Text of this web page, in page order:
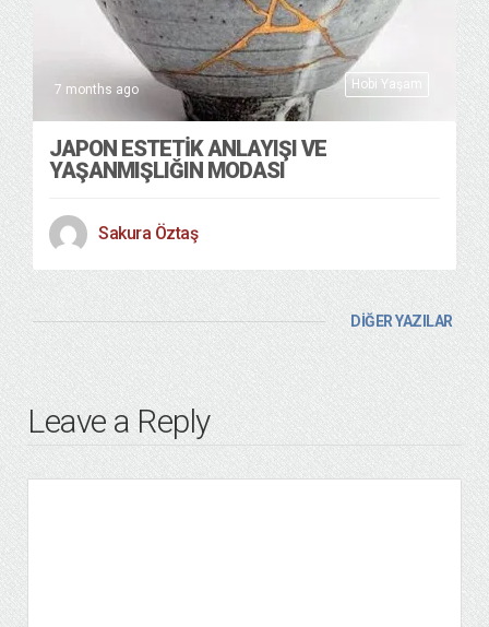
Hobi Yaşam
7 months ago
JAPON ESTETİK ANLAYIŞI VE
YAŞANMIŞLIĞIN MODASI
Sakura Öztaş
DİĞER YAZILAR
Leave a Reply